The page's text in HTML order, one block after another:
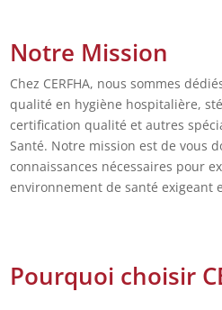
Notre Mission
Chez CERFHA, nous sommes
qualité en hygiène hospitalière,
certification qualité et autres
Santé. Notre mission est de vous
connaissances nécessaires pour
environnement de santé exigeant
Pourquoi choisir